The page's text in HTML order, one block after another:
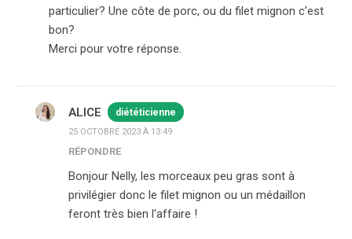
particulier? Une côte de porc, ou du filet mignon c’est
bon?
Merci pour votre réponse.
ALICE diététicienne
25 OCTOBRE 2023 À 13:49
RÉPONDRE
Bonjour Nelly, les morceaux peu gras sont à
privilégier donc le filet mignon ou un médaillon
feront très bien l'affaire !